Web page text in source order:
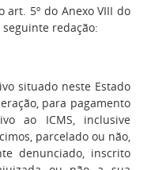
art. 5º do Anexo VIII do
seguinte redação:
situado neste Estado
para pagamento
ao ICMS, inclusive
parcelado ou não,
denunciado, inscrito